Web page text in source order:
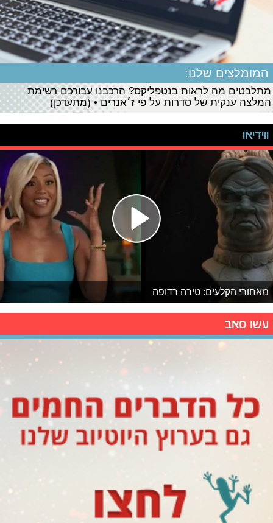
המומלצים שלנו:
מתלבטים מה לראות בנטפליקס? הרכבנו עבורכם רשימת
המלצה ענקית של סדרות על פי ז׳אנרים • (מתעדכן)
ווידיאו
מאחורי הקלעים: טירה רדופה
עשו סאב